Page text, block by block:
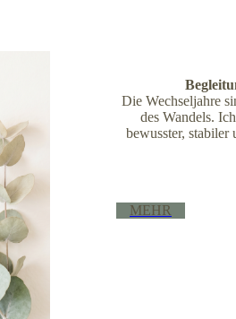
Die Wechseljahre
des Wandels.
bewusster, stabiler
MEHR